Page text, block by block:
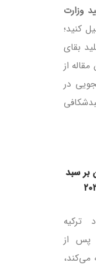
وزارت
کنید؛
بقای
از
در
سال ۲۰۲۶ کالبدشکافی
بر سبد
ترکیه
پس از
می‌کند،